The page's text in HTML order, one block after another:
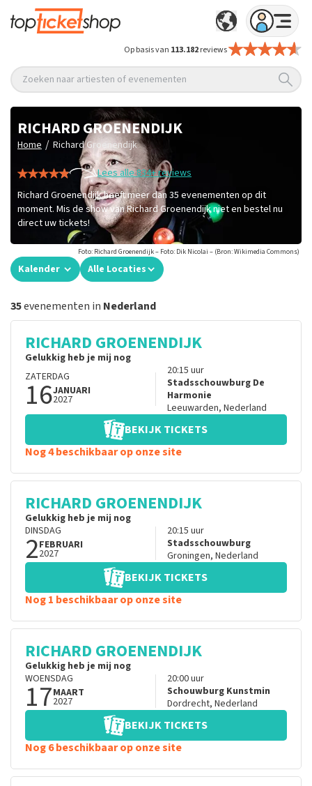
Op basis van 113.182reviews
Zoeken naar artiesten of evenementen
RICHARD GROENENDIJK
Home / Richard Groenendijk
Lees alle 834+ reviews
Richard Groenendijk heeft meer dan 35 evenementen op dit
moment. Mis de show van Richard Groenendijk niet en bestel nu
direct uw tickets!
Foto: Richard Groenendijk – Foto: Dik Nicolai – (Bron: Wikimedia Commons)
Kalender Alle Locaties
35evenementen in Nederland
RICHARD GROENENDIJK
Gelukkig heb je mij nog
ZATERDAG
16JANUARI
2027
20:15 uur
Stadsschouwburg De
Harmonie
Leeuwarden, Nederland
BEKIJK TICKETS
Nog 4 beschikbaar op onze site
RICHARD GROENENDIJK
Gelukkig heb je mij nog
DINSDAG
2FEBRUARI
2027
20:15 uur
Stadsschouwburg
Groningen, Nederland
BEKIJK TICKETS
Nog 1 beschikbaar op onze site
RICHARD GROENENDIJK
Gelukkig heb je mij nog
WOENSDAG
17MAART
2027
20:00uur
Schouwburg Kunstmin
Dordrecht, Nederland
BEKIJK TICKETS
Nog 6 beschikbaar op onze site